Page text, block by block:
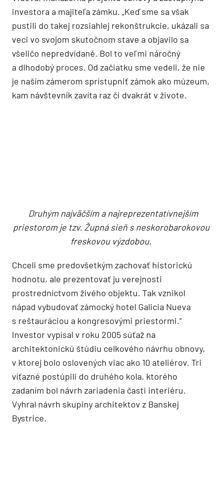
pozostávať z povrchových rekonštrukčných prác,
obnovy elektrických rozvodov a zdravotechniky
a v zámku sa bude dať znova bývať,“ hovorí Regína
Vidová, manažérka projektu obnovy a zástupkyňa
investora a majiteľa zámku. „Keď sme sa však
pustili do takej rozsiahlej rekonštrukcie, ukázali sa
veci vo svojom skutočnom stave a objavilo sa
Druhým najväčším a najreprezentatívnejším
priestorom je tzv. Župná sieň s neskorobarokovou
freskovou výzdobou.
Chceli sme predovšetkým zachovať historickú
hodnotu, ale prezentovať ju verejnosti
prostredníctvom živého objektu. Tak vznikol
nápad vybudovať zámocký hotel Galicia Nueva